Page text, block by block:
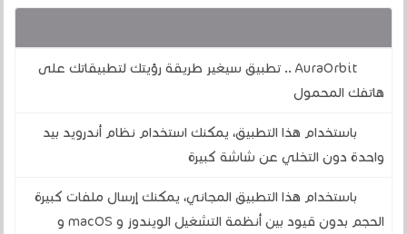
AuraOrbit .. تطبيق سيغير طريقة رؤيتك لتطبيقاتك على
هاتفك المحمول
باستخدام هذا التطبيق، يمكنك استخدام نظام أندرويد بيد
واحدة دون التخلي عن شاشة كبيرة
باستخدام هذا التطبيق المجاني، يمكنك إرسال ملفات كبيرة
الحجم بدون قيود بين أنظمة التشغيل الويندوز و macOS و